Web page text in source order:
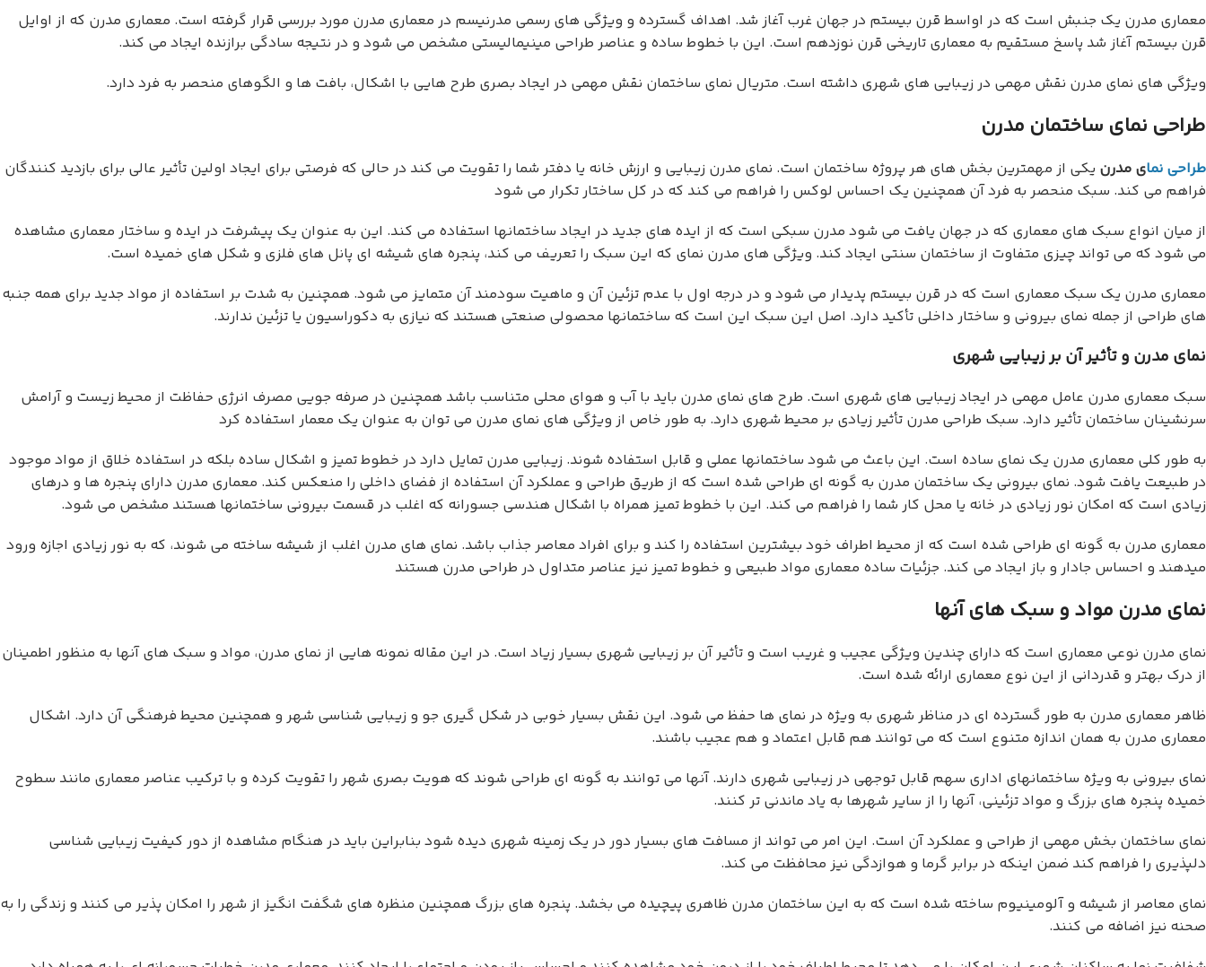
معماری مدرن یک جنبش است که در اواسط قرن بیستم در جهان غرب آغاز شد. اهداف گسترده و ویژگی های رسمی مدرنیسم در معماری مدرن مورد بررسی قرار گرفته است. معماری مدرن که از اوایل
قرن بیستم آغاز شد پاسخ مستقیم به معماری تاریخی قرن نوزدهم است. این با خطوط ساده و عناصر طراحی مینیمالیستی مشخص می شود و در نتیجه سادگی برازنده ایجاد می کند.
ویژگی های نمای مدرن نقش مهمی در زیبایی های شهری داشته است. متریال نمای ساختمان نقش مهمی در ایجاد بصری طرح هایی با اشکال، بافت ها و الگوهای منحصر به فرد دارد.
طراحی نمای ساختمان مدرن
طراحی نمای مدرن یکی از مهمترین بخش های هر پروژه ساختمان است. نمای مدرن زیبایی و ارزش خانه یا دفتر شما را تقویت می کند در حالی که فرصتی برای ایجاد اولین تأثیر عالی برای بازدید کنندگان
فراهم می کند. سبک منحصر به فرد آن همچنین یک احساس لوکس را فراهم می کند که در کل ساختار تکرار می شود
از میان انواع سبک های معماری که در جهان یافت می شود مدرن سبکی است که از ایده های جدید در ایجاد ساختمانها استفاده می کند. این به عنوان یک پیشرفت در ایده و ساختار معماری مشاهده
می شود که می تواند چیزی متفاوت از ساختمان سنتی ایجاد کند. ویژگی های مدرن نمای که این سبک را تعریف می کند، پنجره های شیشه ای پانل های فلزی و شکل های خمیده است.
معماری مدرن یک سبک معماری است که در قرن بیستم پدیدار می شود و در درجه اول با عدم تزئین آن و ماهیت سودمند آن متمایز می شود. همچنین به شدت بر استفاده از مواد جدید برای همه جنبه
های طراحی از جمله نمای بیرونی و ساختار داخلی تأکید دارد. اصل این سبک این است که ساختمانها محصولی صنعتی هستند که نیازی به دکوراسیون یا تزئین ندارند.
نمای مدرن و تأثیر آن بر زیبایی شهری
سبک معماری مدرن عامل مهمی در ایجاد زیبایی های شهری است. طرح های نمای مدرن باید با آب و هوای محلی متناسب باشد همچنین در صرفه جویی مصرف انرژی حفاظت از محیط زیست و آرامش
سرنشینان ساختمان تأثیر دارد. سبک طراحی مدرن تأثیر زیادی بر محیط شهری دارد. به طور خاص از ویژگی های نمای مدرن می توان به عنوان یک معمار استفاده کرد
به طور کلی معماری مدرن یک نمای ساده است. این باعث می شود ساختمانها عملی و قابل استفاده شوند. زیبایی مدرن تمایل دارد در خطوط تمیز و اشکال ساده بلکه در استفاده خلاق از مواد موجود
در طبیعت یافت شود. نمای بیرونی یک ساختمان مدرن به گونه ای طراحی شده است که از طریق طراحی و عملکرد آن استفاده از فضای داخلی را منعکس کند. معماری مدرن دارای پنجره ها و درهای
زیادی است که امکان نور زیادی در خانه یا محل کار شما را فراهم می کند. این با خطوط تمیز همراه با اشکال هندسی جسورانه که اغلب در قسمت بیرونی ساختمانها هستند مشخص می شود.
معماری مدرن به گونه ای طراحی شده است که از محیط اطراف خود بیشترین استفاده را کند و برای افراد معاصر جذاب باشد. نمای های مدرن اغلب از شیشه ساخته می شوند، که به نور زیادی اجازه ورود
میدهند و احساس جادار و باز ایجاد می کند. جزئیات ساده معماری مواد طبیعی و خطوط تمیز نیز عناصر متداول در طراحی مدرن هستند
نمای مدرن مواد و سبک های آنها
نمای مدرن نوعی معماری است که دارای چندین ویژگی عجیب و غریب است و تأثیر آن بر زیبایی شهری بسیار زیاد است. در این مقاله نمونه هایی از نمای مدرن، مواد و سبک های آنها به منظور اطمینان
از درک بهتر و قدردانی از این نوع معماری ارائه شده است.
ظاهر معماری مدرن به طور گسترده ای در مناظر شهری به ویژه در نمای ها حفظ می شود. این نقش بسیار خوبی در شکل گیری جو و زیبایی شناسی شهر و همچنین محیط فرهنگی آن دارد. اشکال
معماری مدرن به همان اندازه متنوع است که می توانند هم قابل اعتماد و هم عجیب باشند.
نمای بیرونی به ویژه ساختمانهای اداری سهم قابل توجهی در زیبایی شهری دارند. آنها می توانند به گونه ای طراحی شوند که هویت بصری شهر را تقویت کرده و با ترکیب عناصر معماری مانند سطوح
خمیده پنجره های بزرگ و مواد تزئینی، آنها را از سایر شهرها به یاد ماندنی تر کنند.
نمای ساختمان بخش مهمی از طراحی و عملکرد آن است. این امر می تواند از مسافت های بسیار دور در یک زمینه شهری دیده شود بنابراین باید در هنگام مشاهده از دور کیفیت زیبایی شناسی
دلپذیری را فراهم کند ضمن اینکه در برابر گرما و هوازدگی نیز محافظت می کند.
نمای معاصر از شیشه و آلومینیوم ساخته شده است که به این ساختمان مدرن ظاهری پیچیده می بخشد. پنجره های بزرگ همچنین منظره های شگفت انگیز از شهر را امکان پذیر می کنند و زندگی را به
صحنه نیز اضافه می کنند.